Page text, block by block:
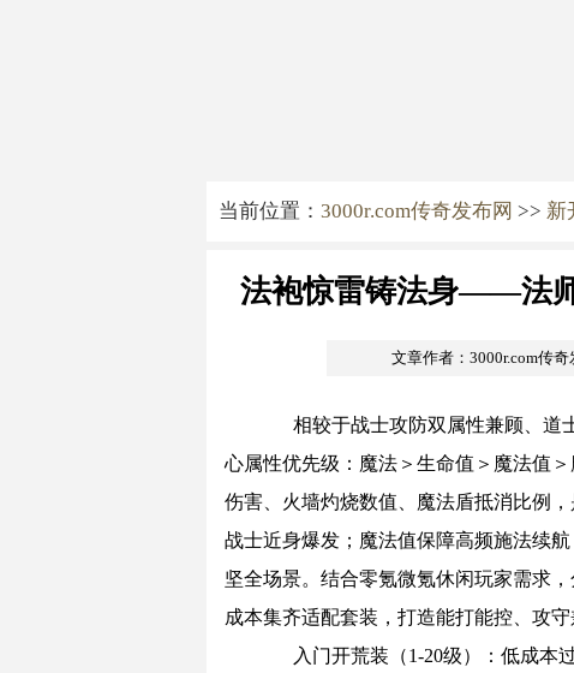
当前位置： 3000r.com传奇发布网 >> 新
法袍惊雷铸法身——法
文章作者：3000r.com传奇
相较于战士攻防双属性兼顾、道
心属性优先级：魔法＞生命值＞魔法值
伤害、火墙灼烧数值、魔法盾抵消比例
战士近身爆发；魔法值保障高频施法续
坚全场景。结合零氪微氪休闲玩家需求
成本集齐适配套装，打造能打能控、攻守
入门开荒装（1-20级）：低成本过